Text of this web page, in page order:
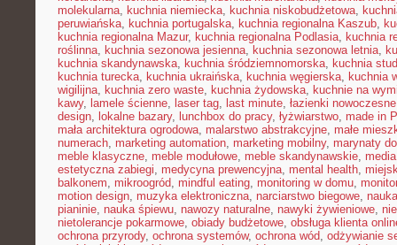
molekularna, kuchnia niemiecka, kuchnia niskobudżetowa,
peruwiańska, kuchnia portugalska, kuchnia regionalna Kaszub,
kuchnia regionalna Mazur, kuchnia regionalna Podlasia, kuchnia
roślinna, kuchnia sezonowa jesienna, kuchnia sezonowa letnia,
kuchnia skandynawska, kuchnia śródziemnomorska, kuchnia
kuchnia turecka, kuchnia ukraińska, kuchnia węgierska, kuchnia
wigilijna, kuchnia zero waste, kuchnia żydowska, kuchnie na
kawy, lamele ścienne, laser tag, last minute, łazienki nowoczesne
design, lokalne bazary, lunchbox do pracy, łyżwiarstwo, made in
mała architektura ogrodowa, malarstwo abstrakcyjne, małe
numerach, marketing automation, marketing mobilny, marynaty
meble klasyczne, meble modułowe, meble skandynawskie,
estetyczna zabiegi, medycyna prewencyjna, mental health,
balkonem, mikroogród, mindful eating, monitoring w domu,
motion design, muzyka elektroniczna, narciarstwo biegowe,
pianinie, nauka śpiewu, nawozy naturalne, nawyki żywieniowe,
nietolerancje pokarmowe, obiady budżetowe, obsługa klienta
ochrona przyrody, ochrona systemów, ochrona wód, odżywianie